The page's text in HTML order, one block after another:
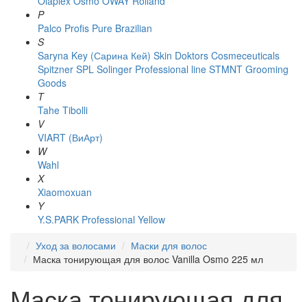
P
Palco Profis Pure Brazilian
S
Saryna Key (Сарина Кей) Skin Doktors Cosmeceuticals
Spitzner SPL Solinger Professional line STMNT Grooming
Goods
T
Tahe Tibolli
V
VIART (ВиАрт)
W
Wahl
X
Xiaomoxuan
Y
Y.S.PARK Professional Yellow
Уход за волосами
Маски для волос
Маска тонирующая для волос Vanilla Osmo 225 мл